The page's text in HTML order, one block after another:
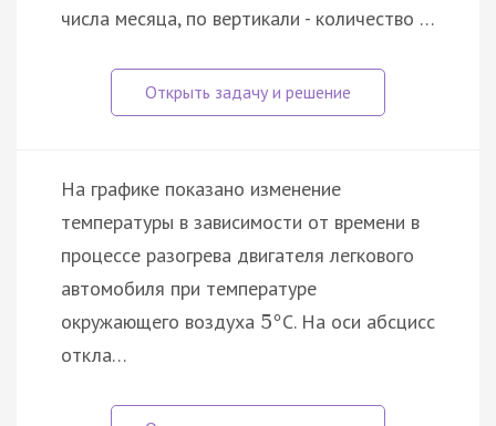
числа месяца, по вертикали - количество …
На графике показано изменение
температуры в зависимости от времени в
процессе разогрева двигателя легкового
автомобиля при температуре
окружающего воздуха 5°C. На оси абсцисс
откла…